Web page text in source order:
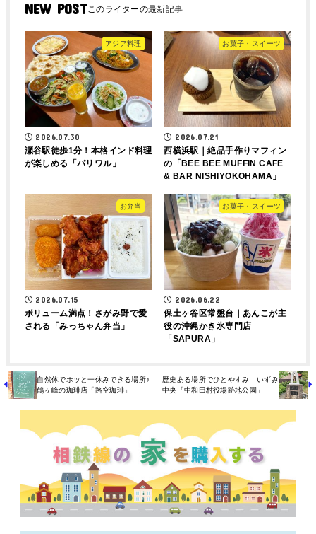
NEW POST
アジア料理
2026.07.30
瀬谷駅徒歩1分！本格インド料理
が楽しめる「パリワル」
お菓子・スイーツ
2026.07.21
西横浜駅｜絶品手作りマフィン
の「BEE BEE MUFFIN CAFE
& BAR NISHIYOKOHAMA」
お弁当
2026.07.15
ボリューム満点！さがみ野で愛
される「みっちゃん弁当」
お菓子・スイーツ
2026.06.22
保土ヶ谷区常盤台｜あんこが主
役の沖縄かき氷専門店
「SAPURA」
自然体でホッと一休みできる場所♪
鶴ヶ峰の珈琲店「路空珈琲」
歴史ある場所でひとやすみ いずみ
中央「中和田村役場跡地公園」